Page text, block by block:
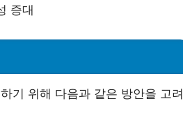
증대
기 위해 다음과 같은 방안을 고려